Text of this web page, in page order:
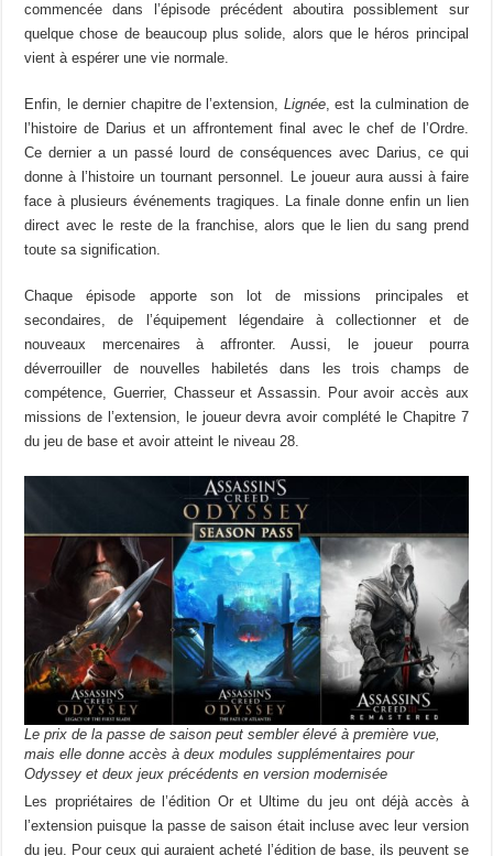
commencée dans l’épisode précédent aboutira possiblement sur
quelque chose de beaucoup plus solide, alors que le héros principal
vient à espérer une vie normale.
Enfin, le dernier chapitre de l’extension, Lignée, est la culmination de
l’histoire de Darius et un affrontement final avec le chef de l’Ordre.
Ce dernier a un passé lourd de conséquences avec Darius, ce qui
donne à l’histoire un tournant personnel. Le joueur aura aussi à faire
face à plusieurs événements tragiques. La finale donne enfin un lien
direct avec le reste de la franchise, alors que le lien du sang prend
toute sa signification.
Chaque épisode apporte son lot de missions principales et
secondaires, de l’équipement légendaire à collectionner et de
nouveaux mercenaires à affronter. Aussi, le joueur pourra
déverrouiller de nouvelles habiletés dans les trois champs de
compétence, Guerrier, Chasseur et Assassin. Pour avoir accès aux
missions de l’extension, le joueur devra avoir complété le Chapitre 7
du jeu de base et avoir atteint le niveau 28.
Le prix de la passe de saison peut sembler élevé à première vue,
mais elle donne accès à deux modules supplémentaires pour
Odyssey et deux jeux précédents en version modernisée
Les propriétaires de l’édition Or et Ultime du jeu ont déjà accès à
l’extension puisque la passe de saison était incluse avec leur version
du jeu. Pour ceux qui auraient acheté l’édition de base, ils peuvent se